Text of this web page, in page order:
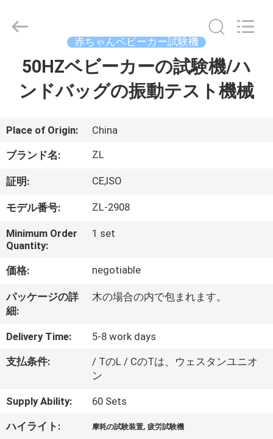
ロ
ダ
ク
ト
ビ
デ
オ
私
達
Dongguan
Zhongli
Reserved.
赤ちゃんベビーカー試験機
50HZベビーカーの試験機/ハ
ンドバッグの振動テスト機械
Place of Origin: China
ブランド名: ZL
証明: CE,ISO
モデル番号: ZL-2908
Minimum Order
Quantity:
1 set
価格: negotiable
パッケージの詳
細:
木の場合の内で包まれます。
Delivery Time: 5-8 work days
支払条件:
/ TのL / CのTは、ウェスタンユニオ
ン
Supply Ability: 60 Sets
ハイライト: 摩耗の試験装置,疲労試験機